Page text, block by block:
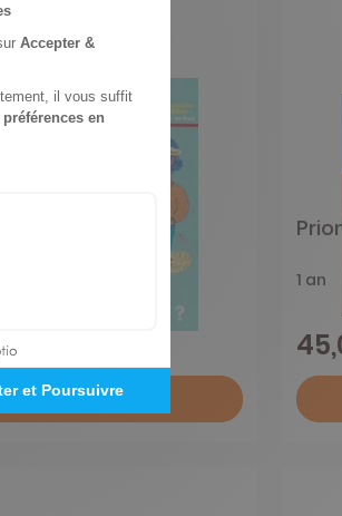
Prions en église
Ajouter au panier
1 an